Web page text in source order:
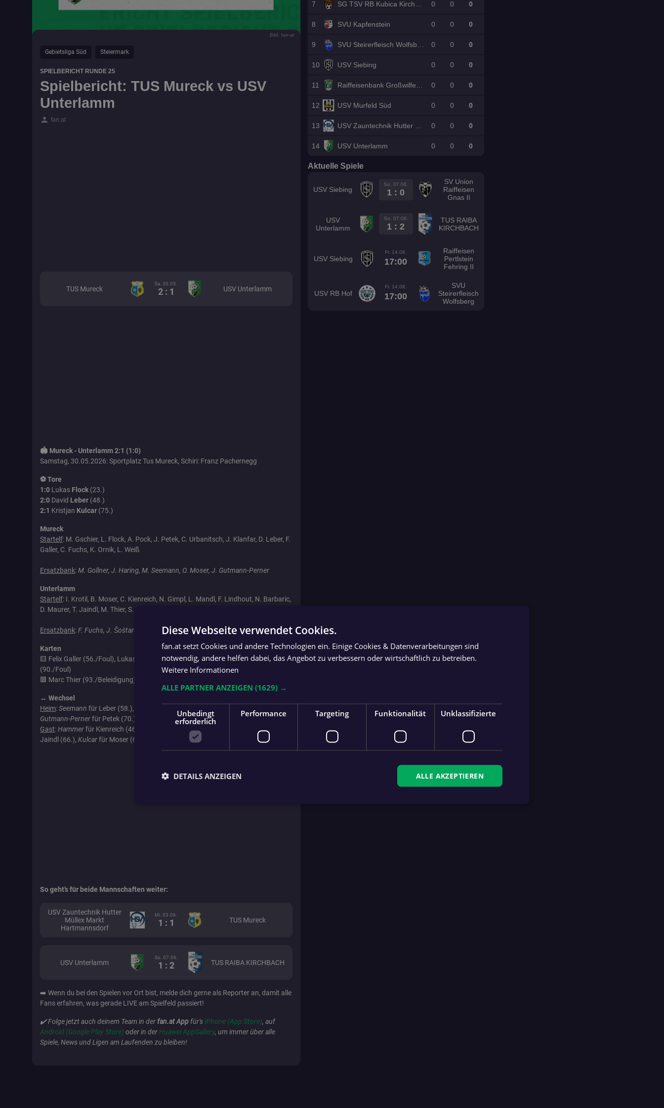
Bild: fan-at
Gebietsliga Süd Steiermark
SPIELBERICHT RUNDE 25
Spielbericht: TUS Mureck vs USV
Unterlamm
person fan.at
TUS Mureck
Sa. 30.05.
2 : 1 USV Unterlamm
🏟️ Mureck - Unterlamm 2:1 (1:0)
Samstag, 30.05.2026: Sportplatz Tus Mureck, Schiri: Franz Pachernegg
⚽ Tore
1:0 Lukas Flock (23.)
2:0 David Leber (48.)
2:1 Kristjan Kulcar (75.)
Mureck
Startelf: M. Gschier, L. Flock, A. Pock, J. Petek, C. Urbanitsch, J. Klanfar, D. Leber, F.
Galler, C. Fuchs, K. Ornik, L. Weiß
Ersatzbank:M. Gollner, J. Haring, M. Seemann, O. Moser, J. Gutmann-Perner
Unterlamm
Startelf: I. Krotil, B. Moser, C. Kienreich, N. Gimpl, L. Mandl, F. Lindhout, N. Barbaric,
D. Maurer, T. Jaindl, M. Thier, S. Kopinja
Ersatzbank:F. Fuchs, J. Šoštarec, K. Kulcar, P. Hammer, D. Bruckschwaiger
Karten
🟨 Felix Galler (56./Foul), Lukas Flock (83./Unsportlichkeit) bzw. Florian Fuchs
(90./Foul)
🟥 Marc Thier (93./Beleidigung)
↔️ Wechsel
Heim:Seemann für Leber (58.),
Gutmann-Pernerfür Petek (70.)
Gast:Hammerfür Kienreich (46.), Bruckschwaigerfür Gimpl (66.), Šoštarec
Jaindl (66.), Kulcarfür Moser (66.), für Lindhout (82.)
So geht’s für beide Mannschaften weiter:
USV Zauntechnik Hutter
Müllex Markt
Hartmannsdorf
Mi. 03.06.
1 : 1 TUS Mureck
USV Unterlamm
So. 07.06.
1 : 2 TUS RAIBA KIRCHBACH
➡️ Wenn du bei den Spielen vor Ort bist, melde dich gerne als Reporter an, damit alle
Fans erfahren, was gerade LIVE am Spielfeld passiert!
✔️ Folge jetzt auch deinem Team in der fan.at App für'siPhone (App Store), auf
Android (Google Play Store) oder in der Huawei AppGallery, um immer über alle
Spiele, News und Ligen am Laufenden zu bleiben!
7 0 0 0
8 SVU Kapfenstein 0 0 0
9 0 0 0
10 USV Siebing 0 0 0
11 0 0 0
12 USV Murfeld Süd 0 0 0
13 0 0 0
14 USV Unterlamm 0 0 0
Aktuelle Spiele
USV Siebing
So. 07.06.
1 : 0
SV Union
Raiffeisen
Gnas II
USV
Unterlamm
So. 07.06.
1 : 2
TUS RAIBA
KIRCHBACH
USV Siebing
Fr. 14.08.
17:00
Raiffeisen
Pertlstein
Fehring II
USV RB Hof
Fr. 14.08.
17:00
SVU
Steirerfleisch
Wolfsberg
Diese Webseite verwendet Cookies.
fan.at setzt Cookies und andere Technologien ein. Einige Cookies & Datenverarbeitungen sind
notwendig, andere helfen dabei, das Angebot zu verbessern oder wirtschaftlich zu betreiben.
Weitere Informationen
ALLE PARTNER ANZEIGEN (1629) →
Unbedingt
erforderlich
Performance Targeting Funktionalität Unklassifizierte
ALLE AKZEPTIEREN
DETAILS ANZEIGEN
pid_signature